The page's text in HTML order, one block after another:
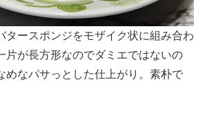
タースポンジをモザイク状に組み合わ
片が長方形なのでダミエではないの
めなパサっとした仕上がり。素朴で